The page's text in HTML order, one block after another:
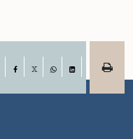
Facebook
LinkedIn